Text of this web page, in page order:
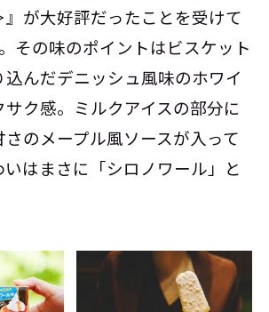
』が大好評だったことを受けて
その味のポイントはビスケット
んだデニッシュ風味のホワイ
サク感。ミルクアイスの部分に
のメープル風ソースが入って
はまさに「シロノワール」と